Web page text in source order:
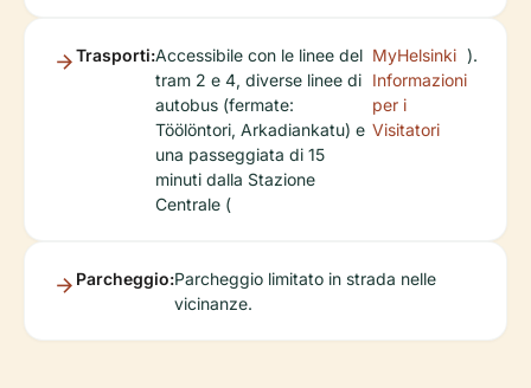
Trasporti:Accessibile con le linee del
tram 2 e 4, diverse linee di
autobus (fermate:
Töölöntori, Arkadiankatu) e
una passeggiata di 15
minuti dalla Stazione
Centrale (
MyHelsinki
Informazioni
per i
Visitatori
).
Parcheggio:Parcheggio limitato in strada nelle
vicinanze.